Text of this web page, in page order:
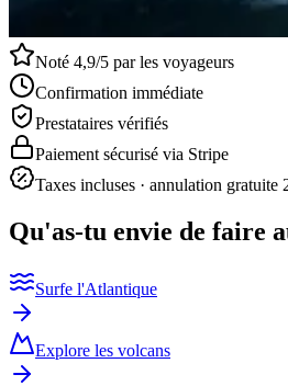
Noté 4,9/5 par les voyageurs
Confirmation immédiate
Prestataires vérifiés
Paiement sécurisé via Stripe
Taxes incluses · annulation gratuite
Qu'as-tu envie de faire
Surfe l'Atlantique
Explore les volcans